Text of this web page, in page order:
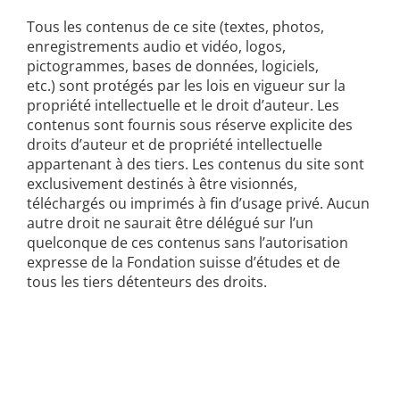
Tous les contenus de ce site (textes, photos,
enregistrements audio et vidéo, logos,
pictogrammes, bases de données, logiciels,
etc.) sont protégés par les lois en vigueur sur la
propriété intellectuelle et le droit d’auteur. Les
contenus sont fournis sous réserve explicite des
droits d’auteur et de propriété intellectuelle
appartenant à des tiers. Les contenus du site sont
exclusivement destinés à être visionnés,
téléchargés ou imprimés à fin d’usage privé. Aucun
autre droit ne saurait être délégué sur l’un
quelconque de ces contenus sans l’autorisation
expresse de la Fondation suisse d’études et de
tous les tiers détenteurs des droits.